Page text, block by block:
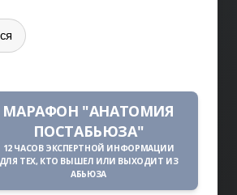
МАРАФОН "АНАТОМИЯ
ПОСТАБЬЮЗА"
12 ЧАСОВ ЭКСПЕРТНОЙ ИНФОРМАЦИИ
ДЛЯ ТЕХ, КТО ВЫШЕЛ ИЛИ ВЫХОДИТ ИЗ
АБЬЮЗА